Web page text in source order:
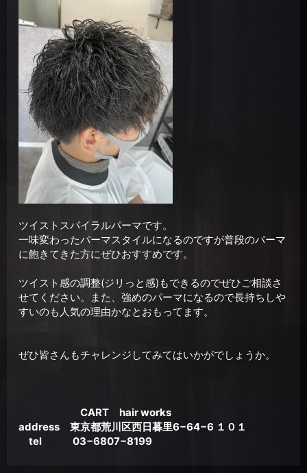
ツイストスパイラルパーマです。
一味変わったパーマスタイルになるのですが普段のパーマ
に飽きてきた方にぜひおすすめです。
ツイスト感の調整(ジリっと感)もできるのでぜひご相談さ
せてください。また、強めのパーマになるので長持ちしや
すいのも人気の理由かなとおもってます。
ぜひ皆さんもチャレンジしてみてはいかがでしょうか。
CART hair works
address 東京都荒川区西日暮里6−64−6 １０１
tel 03−6807−8199